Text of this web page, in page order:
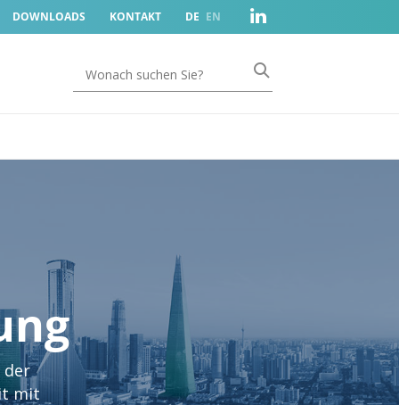
DOWNLOADS KONTAKT DE EN
der
mit